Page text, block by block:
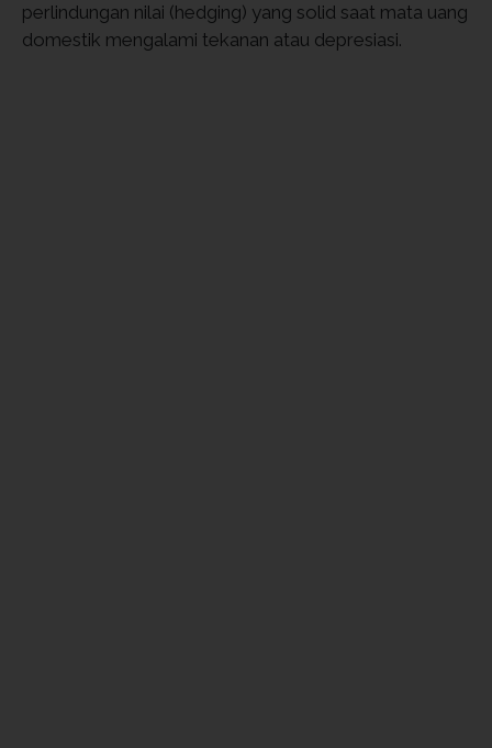
perlindungan nilai (hedging) yang solid saat mata uang
domestik mengalami tekanan atau depresiasi.